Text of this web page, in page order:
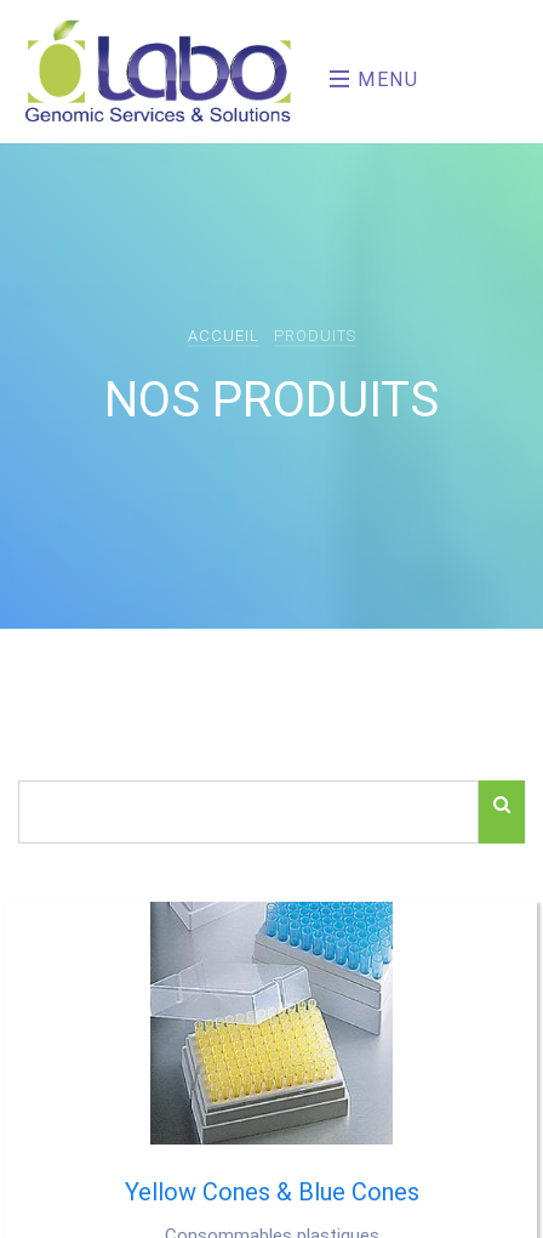
MENU
ACCUEIL PRODUITS
NOS PRODUITS
Yellow Cones & Blue Cones